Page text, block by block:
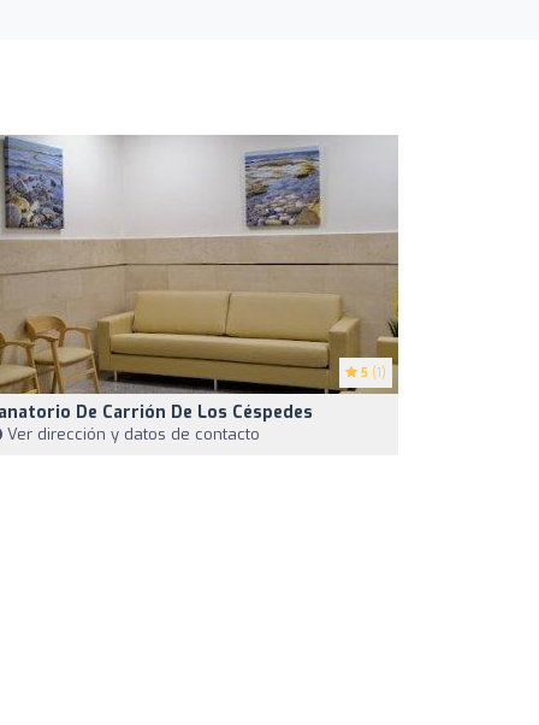
5 (1)
De Carrión De Los Céspedes
Ver dirección y datos de contacto